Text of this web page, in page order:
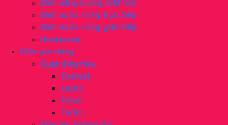
Bình năng lượng mặt trời
Bình nước nóng trực tiếp
Bình nước nóng gián tiếp
Heatpump
Điện gia dụng
Quạt điều hòa
Everest
Lucky
Fresh
Turbo